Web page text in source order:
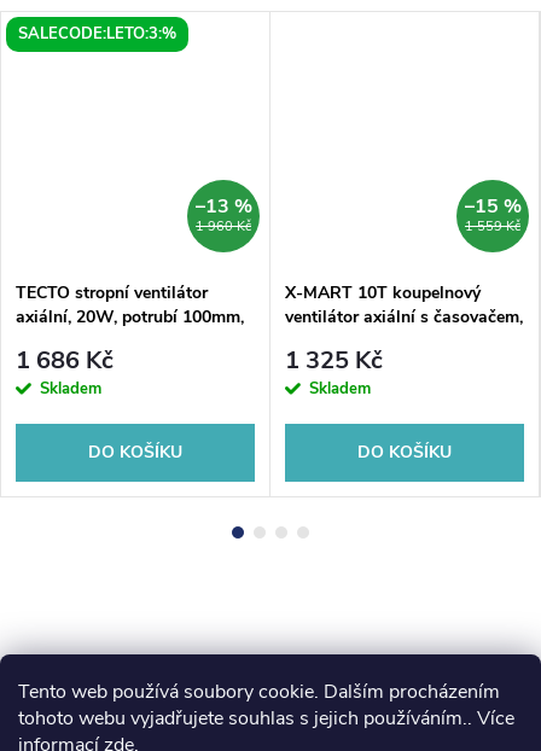
Tento web používá soubory cookie. Dalším procházením
tohoto webu vyjadřujete souhlas s jejich používáním.. Více
informacízde.
SALECODE:LETO:3:%
1 960 Kč
–13 %
TECTO stropní ventilátor
axiální, 20W, potrubí 100mm,
1 686 Kč
Skladem
DO KOŠÍKU
1 559 Kč
–15 %
X-MART 10T koupelnový
ventilátor axiální s časovačem,
mat
1 325 Kč
Skladem
DO KOŠÍKU
Z
koupelny-sanita.cz kupelne-online.sk